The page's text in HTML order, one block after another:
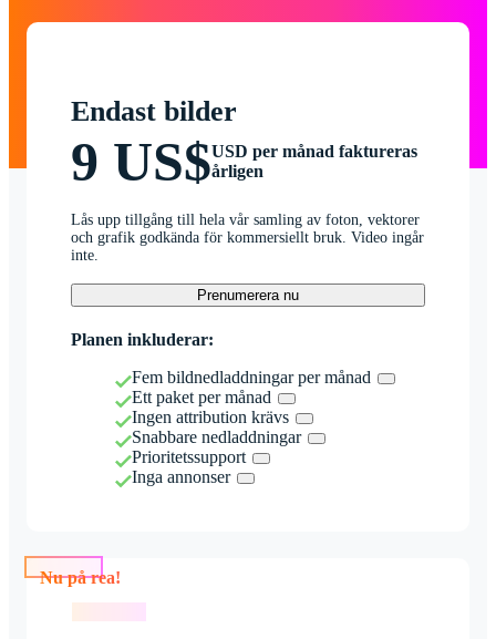
Endast bilder
9 US$USD per månad faktureras
årligen
Lås upp tillgång till hela vår samling av foton, vektorer
och grafik godkända för kommersiellt bruk. Video ingår
inte.
Prenumerera nu
Planen inkluderar:
Fem bildnedladdningar per månad
Ett paket per månad
Ingen attribution krävs
Snabbare nedladdningar
Prioritetssupport
Inga annonser
Nu på rea!